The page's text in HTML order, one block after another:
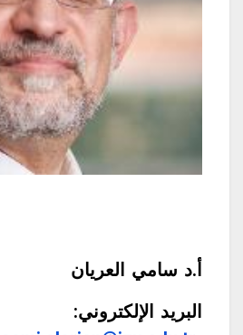
أ.د سامي العريان
البريد الإلكتروني: